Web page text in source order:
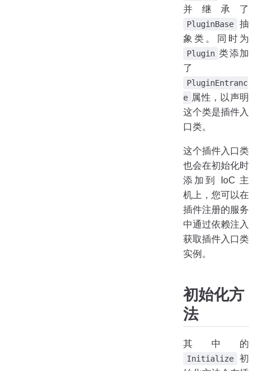
并继承了
PluginBase
抽
象类。同时为
Plugin 类添加
了
PluginEntranc
e 属性，以声明
这个类是插件入
口类。
这个插件入口类
也会在初始化时
添加到 IoC 主
机上，您可以在
插件注册的服务
中通过依赖注入
获取插件入口类
实例。
初始化方
法
其中的
Initialize
初